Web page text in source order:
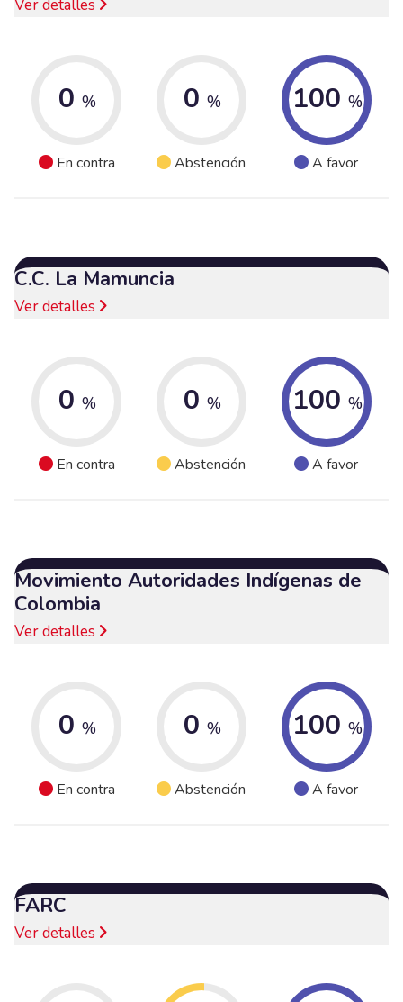
Ver detalles
0 %
En contra
0 %
Abstención
100 %
A favor
C.C. La Mamuncia
Ver detalles
0 %
En contra
0 %
Abstención
100 %
A favor
Movimiento Autoridades Indígenas de
Colombia
Ver detalles
0 %
En contra
0 %
Abstención
100 %
A favor
FARC
Ver detalles